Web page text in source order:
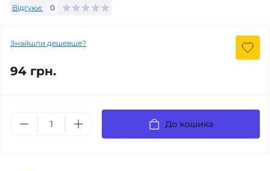
Відгуки: 0
Знайшли дешевше?
94 грн.
До кошика